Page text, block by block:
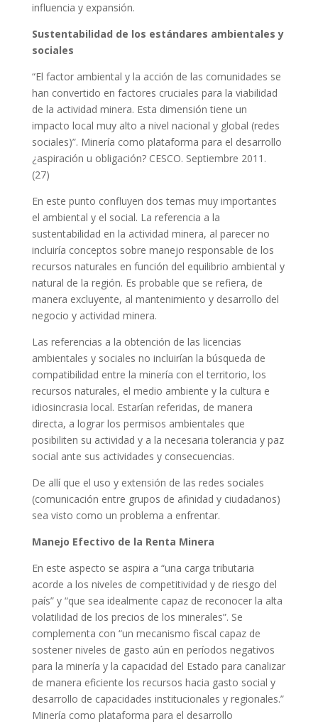
influencia y expansión.
Sustentabilidad de los estándares ambientales y
sociales
“El factor ambiental y la acción de las comunidades se
han convertido en factores cruciales para la viabilidad
de la actividad minera. Esta dimensión tiene un
impacto local muy alto a nivel nacional y global (redes
sociales)”. Minería como plataforma para el desarrollo
¿aspiración u obligación? CESCO. Septiembre 2011.
(27)
En este punto confluyen dos temas muy importantes
el ambiental y el social. La referencia a la
sustentabilidad en la actividad minera, al parecer no
incluiría conceptos sobre manejo responsable de los
recursos naturales en función del equilibrio ambiental y
natural de la región. Es probable que se refiera, de
manera excluyente, al mantenimiento y desarrollo del
negocio y actividad minera.
Las referencias a la obtención de las licencias
ambientales y sociales no incluirían la búsqueda de
compatibilidad entre la minería con el territorio, los
recursos naturales, el medio ambiente y la cultura e
idiosincrasia local. Estarían referidas, de manera
directa, a lograr los permisos ambientales que
posibiliten su actividad y a la necesaria tolerancia y paz
social ante sus actividades y consecuencias.
De allí que el uso y extensión de las redes sociales
(comunicación entre grupos de afinidad y ciudadanos)
sea visto como un problema a enfrentar.
Manejo Efectivo de la Renta Minera
En este aspecto se aspira a “una carga tributaria
acorde a los niveles de competitividad y de riesgo del
país” y “que sea idealmente capaz de reconocer la alta
volatilidad de los precios de los minerales”. Se
complementa con “un mecanismo fiscal capaz de
sostener niveles de gasto aún en períodos negativos
para la minería y la capacidad del Estado para canalizar
de manera eficiente los recursos hacia gasto social y
desarrollo de capacidades institucionales y regionales.”
Minería como plataforma para el desarrollo